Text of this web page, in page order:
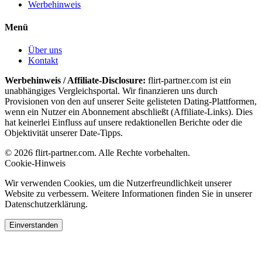
Werbehinweis
Menü
Über uns
Kontakt
Werbehinweis / Affiliate-Disclosure: flirt-partner.com ist ein
unabhängiges Vergleichsportal. Wir finanzieren uns durch
Provisionen von den auf unserer Seite gelisteten Dating-Plattformen,
wenn ein Nutzer ein Abonnement abschließt (Affiliate-Links). Dies
hat keinerlei Einfluss auf unsere redaktionellen Berichte oder die
Objektivität unserer Date-Tipps.
© 2026 flirt-partner.com. Alle Rechte vorbehalten.
Cookie-Hinweis
Wir verwenden Cookies, um die Nutzerfreundlichkeit unserer
Website zu verbessern. Weitere Informationen finden Sie in unserer
Datenschutzerklärung.
Einverstanden